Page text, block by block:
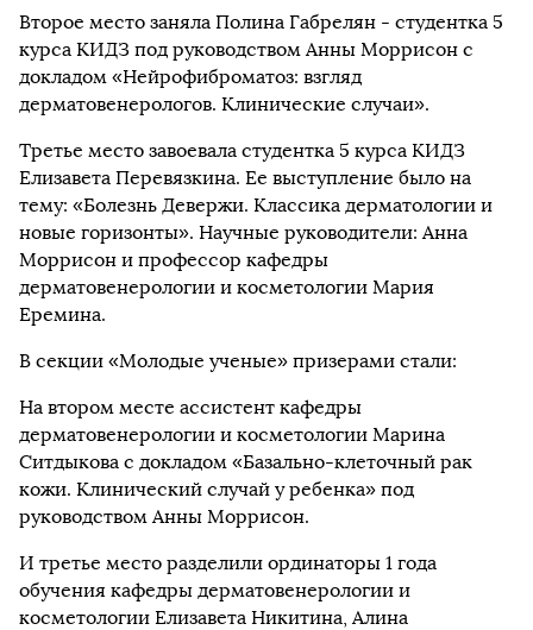
Второе место заняла Полина Габрелян - студентка 5
курса КИДЗ под руководством Анны Моррисон с
докладом «Нейрофиброматоз: взгляд
дерматовенерологов. Клинические случаи».
Третье место завоевала студентка 5 курса КИДЗ
Елизавета Перевязкина. Ее выступление было на
тему: «Болезнь Девержи. Классика дерматологии и
новые горизонты». Научные руководители: Анна
Моррисон и профессор кафедры
дерматовенерологии и косметологии Мария
Еремина.
В секции «Молодые ученые» призерами стали:
На втором месте ассистент кафедры
дерматовенерологии и косметологии Марина
Ситдыкова с докладом «Базально-клеточный рак
кожи. Клинический случай у ребенка» под
руководством Анны Моррисон.
И третье место разделили ординаторы 1 года
обучения кафедры дерматовенерологии и
косметологии Елизавета Никитина, Алина